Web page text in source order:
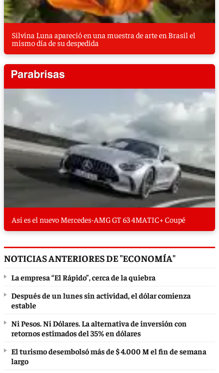
Silvina Luna apareció en una muestra de arte en Brasil el
mismo día de su despedida
Así es el nuevo Mercedes-AMG GT 63 4MATIC+ Coupé
NOTICIAS ANTERIORES DE "ECONOMÍA"
La empresa “El Rápido”, cerca de la quiebra
Después de un lunes sin actividad, el dólar comienza
estable
Ni Pesos. Ni Dólares. La alternativa de inversión con
retornos estimados del 35% en dólares
El turismo desembolsó más de $ 4.000 M el fin de semana
largo